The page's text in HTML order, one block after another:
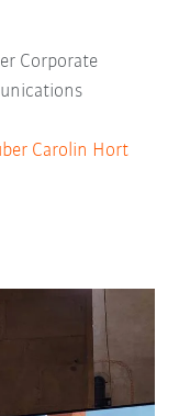
Corporate
Carolin Hort